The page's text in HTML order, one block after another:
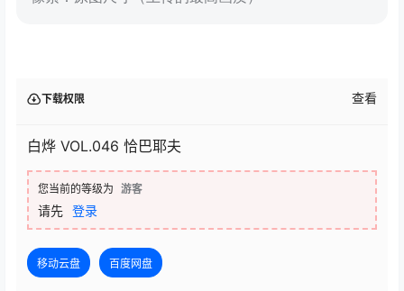
下载权限 查看
白烨 VOL.046 恰巴耶夫
您当前的等级为 游客
请先 登录
移动云盘 百度网盘